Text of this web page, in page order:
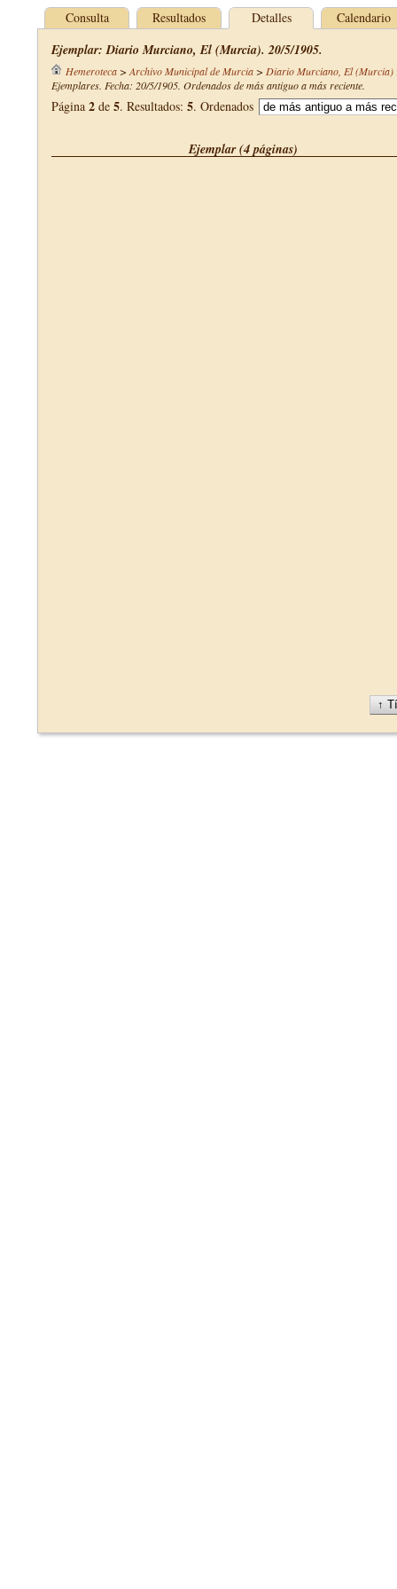
Consulta Resultados Detalles Calendario
Ejemplar: Diario Murciano, El (Murcia). 20/5/1905.
Hemeroteca> Archivo Municipal de Murcia> Diario Murciano, El (Murcia)
Ejemplares. Fecha: 20/5/1905. Ordenados de más antiguo a más reciente.
Página 2 de 5. Resultados: 5. Ordenados
Ejemplar (4 páginas)